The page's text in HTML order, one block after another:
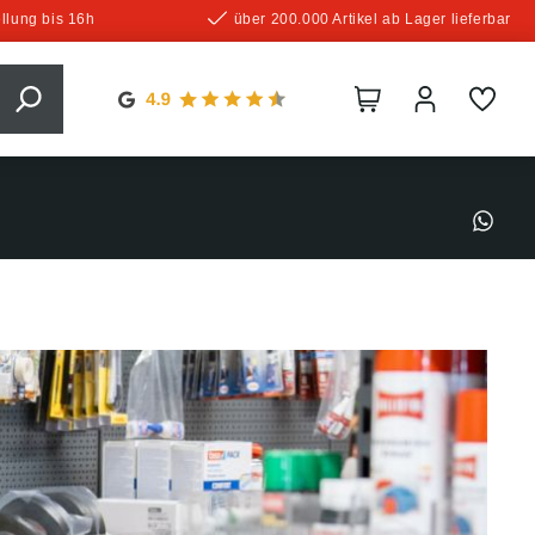
bis 16h über 200.000 Artikel ab Lager lieferbar